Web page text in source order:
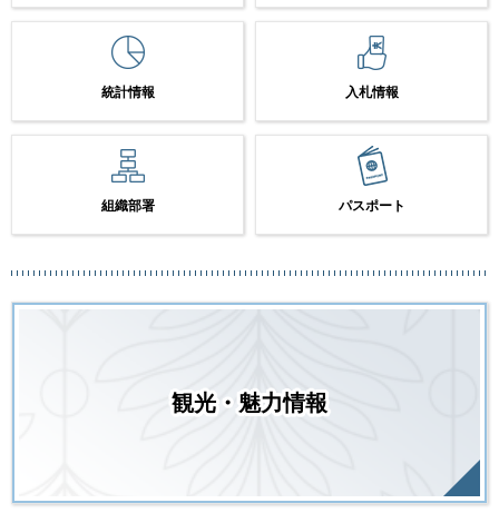
統計情報 入札情報
組織部署 パスポート
観光・魅力情報